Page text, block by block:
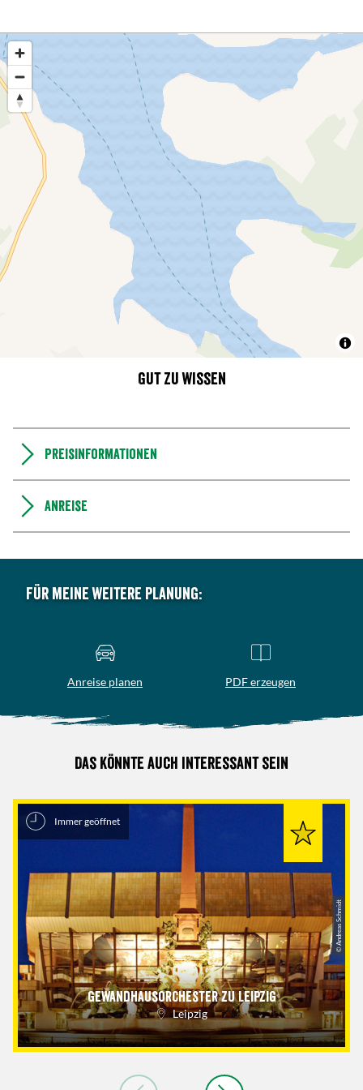
Gut zu wissen
Preisinformationen
Anreise
Für meine weitere Planung:
Anreise planen PDF erzeugen
Das könnte auch interessant sein
Immer geöffnet
Gewandhausorchester zu Leipzig
Leipzig
© Andreas Schmidt